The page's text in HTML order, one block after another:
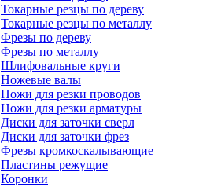
Токарные резцы по дереву
Токарные резцы по металлу
Фрезы по дереву
Фрезы по металлу
Шлифовальные круги
Ножевые валы
Ножи для резки проводов
Ножи для резки арматуры
Диски для заточки сверл
Диски для заточки фрез
Фрезы кромкоскалывающие
Пластины режущие
Коронки